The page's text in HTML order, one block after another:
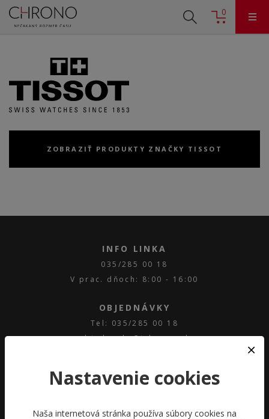
0
ZOBRAZIŤ PRODUKTY ZNAČKY TISSOT
INFO LINKA
035/285 00 18
V prac. dňoch: 8:00 - 16:00
OBJEDNÁVKY
Tel: 035/285 00 18
objednavky@ichrono.sk
SERVIS
servis@janeba-time.sk
Nastavenie cookies
Naša internetová stránka používa súbory cookies na